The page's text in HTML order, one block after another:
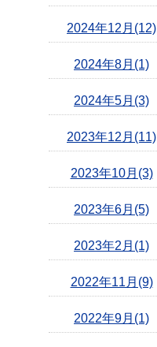
2024年12月(12)
2024年8月(1)
2024年5月(3)
2023年12月(11)
2023年10月(3)
2023年6月(5)
2023年2月(1)
2022年11月(9)
2022年9月(1)